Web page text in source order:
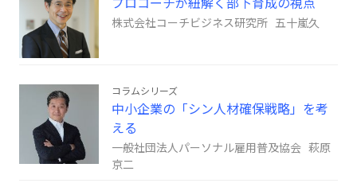
プロコーチが紐解く部下育成の視点
株式会社コーチビジネス研究所 五十嵐久
コラムシリーズ
中小企業の「シン人材確保戦略」を考
える
一般社団法人パーソナル雇用普及協会 萩原
京二